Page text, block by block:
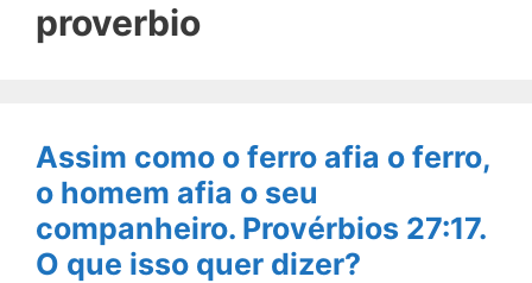
proverbio
Assim como o ferro afia o ferro,
o homem afia o seu
companheiro. Provérbios 27:17.
O que isso quer dizer?